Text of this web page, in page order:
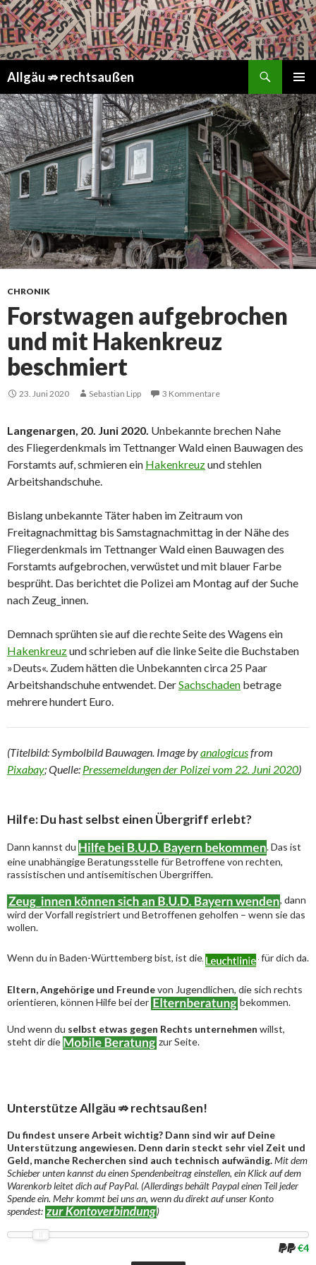
Allgäu ⇏ rechtsaußen
MENÜ
Springe
zum
Inhalt
CHRONIK
Forstwagen aufgebrochen
und mit Hakenkreuz
beschmiert
23. Juni 2020 Sebastian Lipp 3 Kommentare
Langenargen, 20. Juni 2020. Unbekannte brechen Nahe
des Fliegerdenkmals im Tettnanger Wald einen Bauwagen des
Forstamts auf, schmieren ein Hakenkreuzund stehlen
Arbeitshandschuhe.
Bislang unbekannte Täter haben im Zeitraum von
Freitagnachmittag bis Samstagnachmittag in der Nähe des
Fliegerdenkmals im Tettnanger Wald einen Bauwagen des
Forstamts aufgebrochen, verwüstet und mit blauer Farbe
besprüht. Das berichtet die Polizei am Montag auf der Suche
nach Zeug_innen.
Demnach sprühten sie auf die rechte Seite des Wagens ein
Hakenkreuzund schrieben auf die linke Seite die Buchstaben
»Deuts«. Zudem hätten die Unbekannten circa 25 Paar
Arbeitshandschuhe entwendet. DerSachschaden betrage
mehrere hundert Euro.
(Titelbild: Symbolbild Bauwagen. Image byanalogicusfrom
Pixabay; Quelle: Pressemeldungen der Polizei vom 22. Juni 2020)
Hilfe: Du hast selbst einen Übergriff erlebt?
Dann kannst du
. Das ist
eine unabhängige Beratungsstelle für Betroffene von rechten,
rassistischen und antisemitischen Übergriffen.
, dann
wird der Vorfall registriert und Betroffenen geholfen – wenn sie das
wollen.
Wenn du in Baden-Württemberg bist, ist die für dich da.
Eltern, Angehörige und Freundevon Jugendlichen, die sich rechts
orientieren, können Hilfe bei der
bekommen.
Und wenn du selbst etwas gegen Rechts unternehmen willst,
steht dir die
zur Seite.
Unterstütze Allgäu ⇏ rechtsaußen!
Du findest unsere Arbeit wichtig? Dann sind wir auf Deine
Unterstützung angewiesen. Denn darin steckt sehr viel Zeit und
Geld, manche Recherchen sind auch technisch aufwändig.Mit dem
Schieber unten kannst du einen Spendenbeitrag einstellen, ein Klick auf dem
Warenkorb leitet dich auf PayPal. (Allerdings behält Paypal einen Teil jeder
Spende ein. Mehr kommt bei uns an, wenn du direkt auf unser Konto
spendest:
)
€4